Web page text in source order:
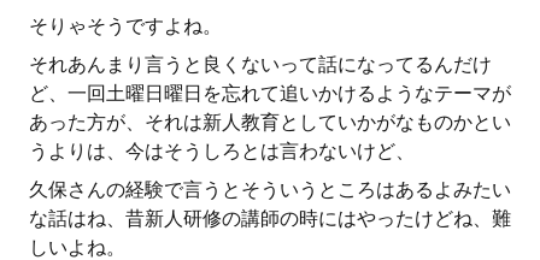
そりゃそうですよね。
それあんまり言うと良くないって話になってるんだけ
ど、一回土曜日曜日を忘れて追いかけるようなテーマが
あった方が、それは新人教育としていかがなものかとい
うよりは、今はそうしろとは言わないけど、
久保さんの経験で言うとそういうところはあるよみたい
な話はね、昔新人研修の講師の時にはやったけどね、難
しいよね。